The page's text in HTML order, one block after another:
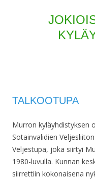
TALKOOTUPA
Murron kyläyhdistyksen
Sotainvalidien
Veljestupa, joka siirtyi
1980-luvulla. Kunnan
siirrettiin kokonaisena